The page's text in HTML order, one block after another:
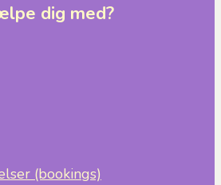
dig med?
(bookings)